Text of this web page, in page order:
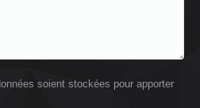
soient stockées pour apporter